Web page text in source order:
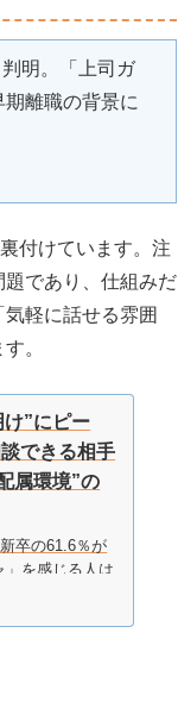
明。「上司ガ
離職の背景に
付けています。注
であり、仕組みだ
軽に話せる雰囲
。
”にピー
できる相手
属環境”の
卒の61.6％が
」を感じる人は